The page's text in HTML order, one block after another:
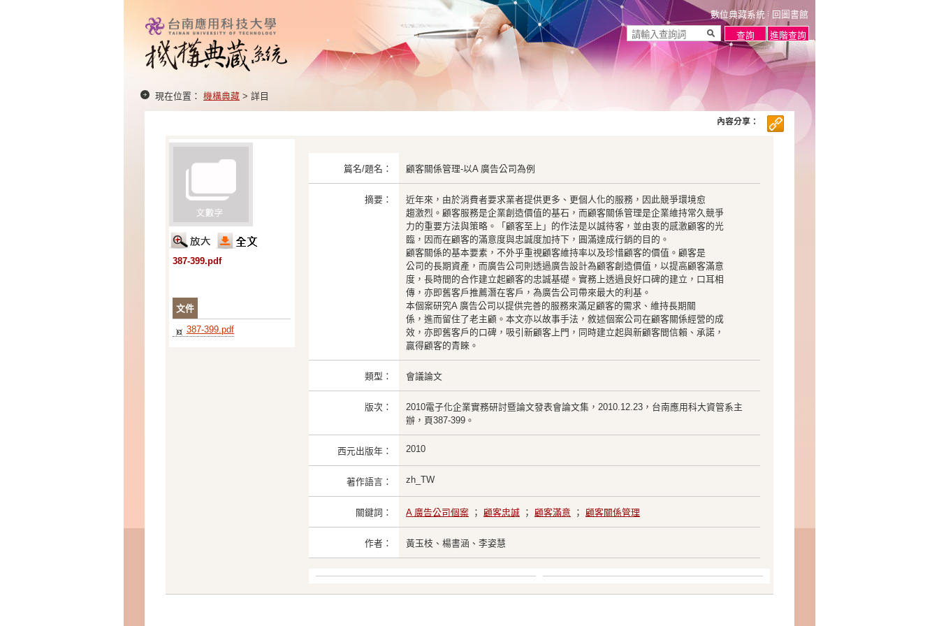
數位典藏系統 回圖書館
現在位置： 機構典藏 > 詳目
387-399.pdf
文件
387-399.pdf
篇名/題名： 顧客關係管理-以A 廣告公司為例
摘要：
近年來，由於消費者要求業者提供更多、更個人化的服務，因此競爭環境愈
趨激烈。顧客服務是企業創造價值的基石，而顧客關係管理是企業維持常久競爭
力的重要方法與策略。「顧客至上」的作法是以誠待客，並由衷的感激顧客的光
臨，因而在顧客的滿意度與忠誠度加持下，圓滿達成行銷的目的。
顧客關係的基本要素，不外乎重視顧客維持率以及珍惜顧客的價值。顧客是
公司的長期資產，而廣告公司則透過廣告設計為顧客創造價值，以提高顧客滿意
度，長時間的合作建立起顧客的忠誠基礎。實務上透過良好口碑的建立，口耳相
傳，亦即舊客戶推薦潛在客戶，為廣告公司帶來最大的利基。
本個案研究A 廣告公司以提供完善的服務來滿足顧客的需求、維持長期關
係，進而留住了老主顧。本文亦以故事手法，敘述個案公司在顧客關係經營的成
效，亦即舊客戶的口碑，吸引新顧客上門，同時建立起與新顧客間信賴、承諾，
贏得顧客的青睞。
類型： 會議論文
版次：
2010電子化企業實務研討暨論文發表會論文集，2010.12.23，台南應用科大資管系主
辦，頁387-399。
西元出版年： 2010
著作語言： zh_TW
關鍵詞： A 廣告公司個案 ； 顧客忠誠 ； 顧客滿意 ； 顧客關係管理
作者： 黃玉枝、楊書涵、李姿慧
內容分享：